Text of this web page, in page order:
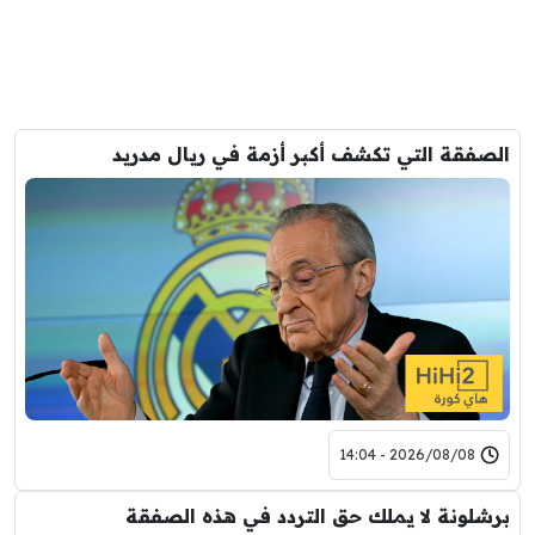
الصفقة التي تكشف أكبر أزمة في ريال مدريد
2026/08/08 - 14:04
برشلونة لا يملك حق التردد في هذه الصفقة